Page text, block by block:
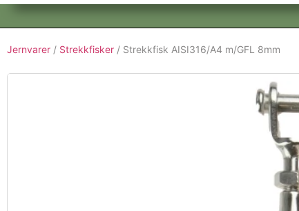
Jernvarer / Strekkfisker / Strekkfisk AISI316/A4 m/GFL 8mm